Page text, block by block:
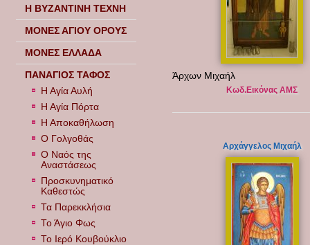
Η ΒΥΖΑΝΤΙΝΗ ΤΕΧΝΗ
ΜΟΝΕΣ ΑΓΙΟΥ ΟΡΟΥΣ
ΜΟΝΕΣ ΕΛΛΑΔΑ
ΠΑΝΑΓΙΟΣ ΤΑΦΟΣ
Η Αγία Αυλή
Η Αγία Πόρτα
Η Αποκαθήλωση
Ο Γολγοθάς
Ο Ναός της
Αναστάσεως
Προσκυνηματικό
Καθεστώς
Τα Παρεκκλήσια
Το Άγιο Φως
Το Ιερό Κουβούκλιο
Άρχων Μιχαήλ
Κωδ.Εικόνας ΑΜΣ
Αρχάγγελος Μιχαήλ